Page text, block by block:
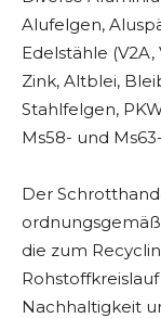
Alufelgen,
Edelstähle (V2A,
Zink, Altblei,
Stahlfelgen,
Ms58- und
Der
die zum
Nachhaltigkeit